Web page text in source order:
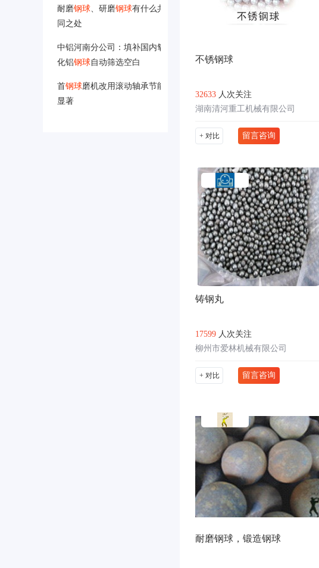
耐磨钢球 、研磨钢球有什么共
同之处
中铝河南分公司：填补国内氧
化铝钢球自动筛选空白
首钢球磨机改用滚动轴承节能
显著
不锈钢球
32633 人次关注
湖南清河重工机械有限公司
+ 对比 留言咨询
铸钢丸
17599 人次关注
柳州市爱林机械有限公司
+ 对比 留言咨询
耐磨钢球，锻造钢球